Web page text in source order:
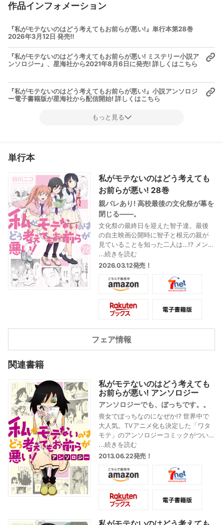
作品インフォメーション
『私がモテないのはどう考えてもお前らが悪い!』単行本第28巻
2026年3月12日 発売!!
『私がモテないのはどう考えてもお前らが悪い! ミステリー小説ア
ンソロジー』、星海社から2021年8月6日に発売! 詳しくはこちら
『私がモテないのはどう考えてもお前らが悪い!』小説アンソロジ
ー電子書籍版が星海社から配信開始! 詳しくはこちら
もっと見る
単行本
私がモテないのはどう考えても
お前らが悪い! 28巻
親バレあり! 高校最後の文化祭が幕を
閉じる――。
文化祭の最終日を迎えた智子達。最後
の自主映画公開時に智子と根元の親が
見ていることを知った二人は…!? メンバ
ーの様々な変化が垣間見えた文化祭が
幕が閉じる!! そして、文化祭の打ち上げ
が始まる…。
...続きを読む
2026.03.12発売！
フェア情報
関連書籍
私がモテないのはどう考えても
お前らが悪い! アンソロジー
アンソロジーでも、ぼっちです。。
喪女でぼっちなのになぜか!? 世界中で
大人気。TVアニメ化も決定した「ワタ
モテ」のアンソロジーコミックがつい
に登場!
豪華執筆陣の描く智子に笑いと涙が止
まらない…谷川ニコの描き下ろしも収録
で4巻と同時発売!!
...続きを読む
2013.06.22発売！